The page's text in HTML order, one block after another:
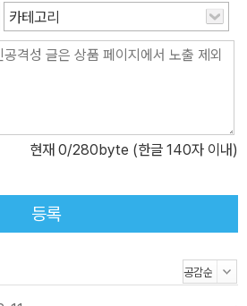
카테고리
현재 0/280byte (한글 140자 이내)
등록